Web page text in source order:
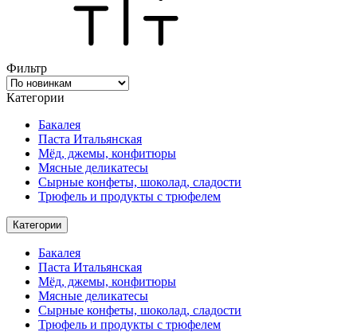
Фильтр
Категории
Бакалея
Паста Итальянская
Мёд, джемы, конфитюры
Мясные деликатесы
Сырные конфеты, шоколад, сладости
Трюфель и продукты с трюфелем
Категории
Бакалея
Паста Итальянская
Мёд, джемы, конфитюры
Мясные деликатесы
Сырные конфеты, шоколад, сладости
Трюфель и продукты с трюфелем